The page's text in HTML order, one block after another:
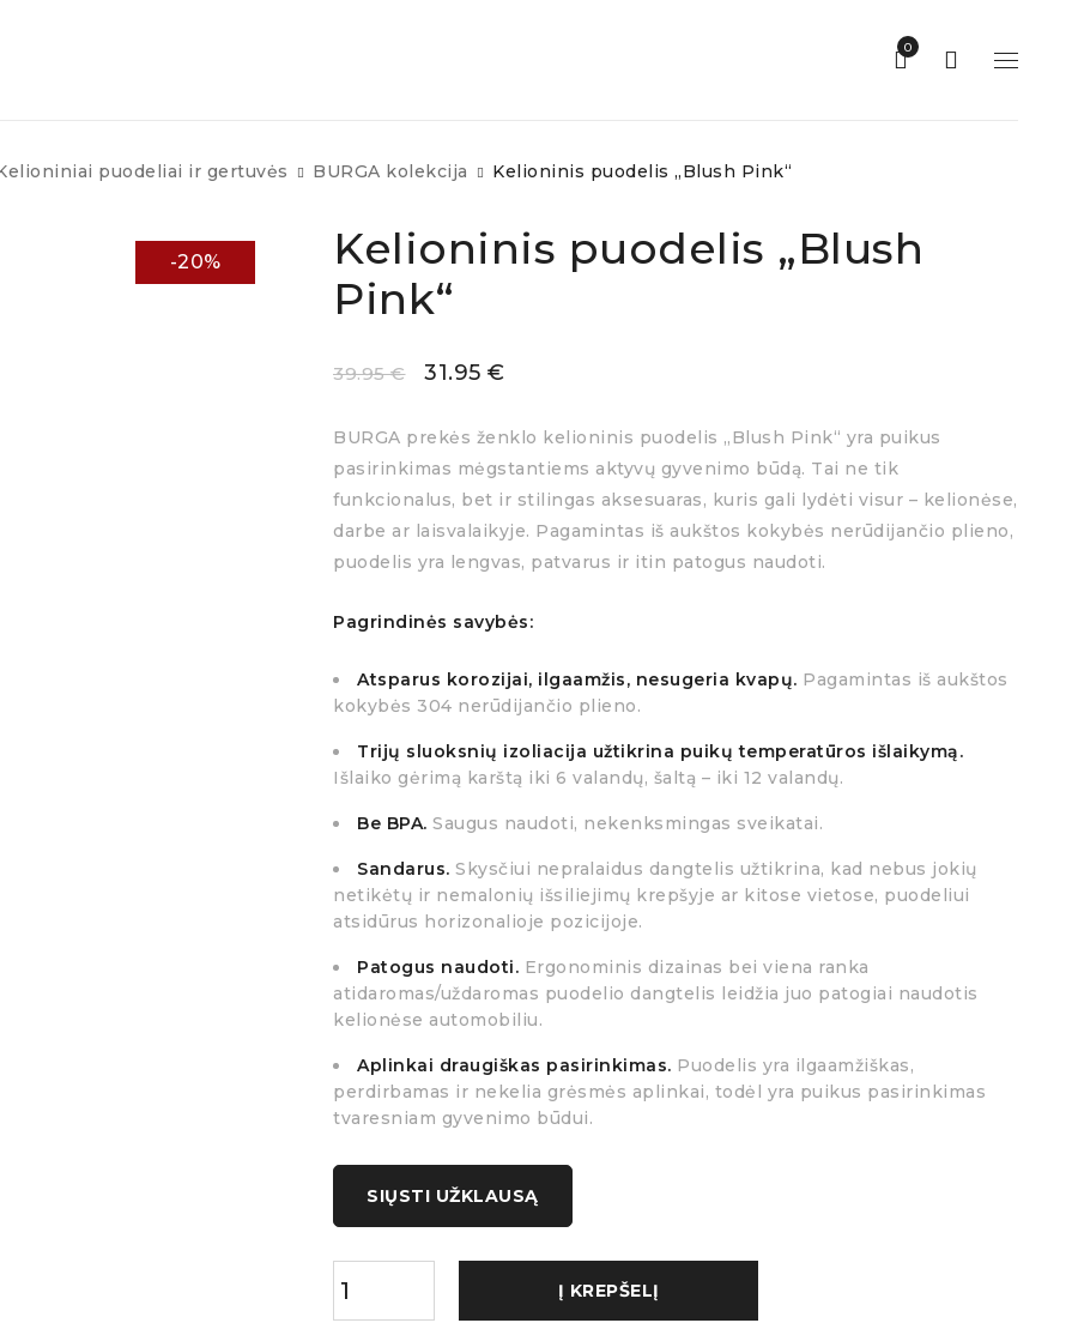
0
puodeliai ir gertuvės BURGA kolekcija Kelioninis puodelis „Blush Pink“
-20%
Kelioninis puodelis „Blush
Pink“
39.95€ 31.95 €
BURGA prekės ženklo kelioninis puodelis „Blush Pink“ yra puikus
pasirinkimas mėgstantiems aktyvų gyvenimo būdą. Tai ne tik
funkcionalus, bet ir stilingas aksesuaras, kuris gali lydėti visur – kelionėse,
darbe ar laisvalaikyje. Pagamintas iš aukštos kokybės nerūdijančio plieno,
puodelis yra lengvas, patvarus ir itin patogus naudoti.
Pagrindinės savybės:
Atsparus korozijai, ilgaamžis, nesugeria kvapų. Pagamintas iš aukštos
kokybės 304 nerūdijančio plieno.
Trijų sluoksnių izoliacija užtikrina puikų temperatūros išlaikymą.
Išlaiko gėrimą karštą iki 6 valandų, šaltą – iki 12 valandų.
Be BPA. Saugus naudoti, nekenksmingas sveikatai.
Sandarus. Skysčiui nepralaidus dangtelis užtikrina, kad nebus jokių
netikėtų ir nemalonių išsiliejimų krepšyje ar kitose vietose, puodeliui
atsidūrus horizonalioje pozicijoje.
Patogus naudoti. Ergonominis dizainas bei viena ranka
atidaromas/uždaromas puodelio dangtelis leidžia juo patogiai naudotis
kelionėse automobiliu.
Aplinkai draugiškas pasirinkimas. Puodelis yra ilgaamžiškas,
perdirbamas ir nekelia grėsmės aplinkai, todėl yra puikus pasirinkimas
tvaresniam gyvenimo būdui.
SIŲSTI UŽKLAUSĄ
Į KREPŠELĮ